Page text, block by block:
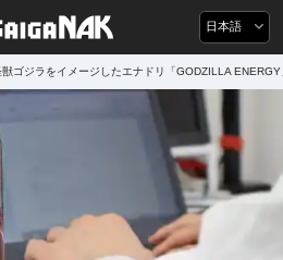
日本語
ゴジラをイメージしたエナドリ「GODZILLA